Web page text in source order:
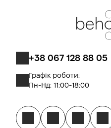
+38 067 128 88 05
Графік роботи:
Пн-Нд: 11:00-18:00